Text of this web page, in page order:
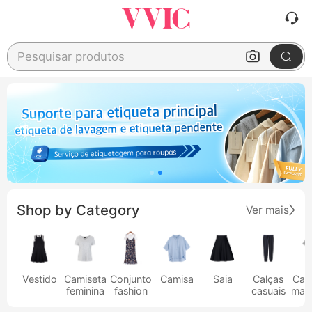
Pesquisar produtos
Shop by Category Ver mais
Vestido
Camiseta
feminina
Conjunto
fashion
Camisa Saia
Calças
casuais